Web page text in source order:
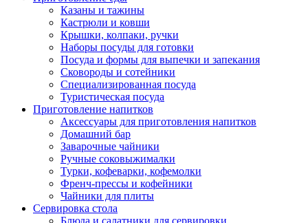
Казаны и тажины
Кастрюли и ковши
Крышки, колпаки, ручки
Наборы посуды для готовки
Посуда и формы для выпечки и запекания
Сковороды и сотейники
Специализированная посуда
Туристическая посуда
Приготовление напитков
Аксессуары для приготовления напитков
Домашний бар
Заварочные чайники
Ручные соковыжималки
Турки, кофеварки, кофемолки
Френч-прессы и кофейники
Чайники для плиты
Сервировка стола
Блюда и салатники для сервировки